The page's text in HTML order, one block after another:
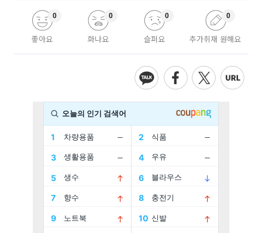
좋아요
0
화나요
0
슬퍼요
0
추가취재 원해요
0